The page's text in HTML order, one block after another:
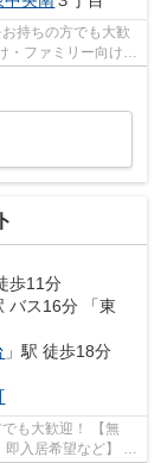
持ちの方でも大歓
・ファミリー向け・
歩11分
バス16分 「東
」駅 徒歩18分
も大歓迎！ 【無
入居希望など】 ネ